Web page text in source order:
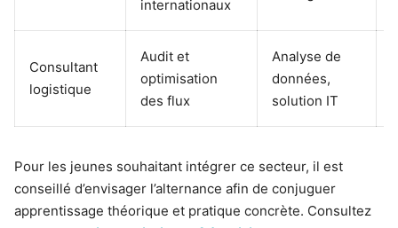
internationaux
Consultant
logistique
Audit et
optimisation
des flux
Analyse de
données,
solution IT
Pour les jeunes souhaitant intégrer ce secteur, il est
conseillé d’envisager l’alternance afin de conjuguer
apprentissage théorique et pratique concrète. Consultez